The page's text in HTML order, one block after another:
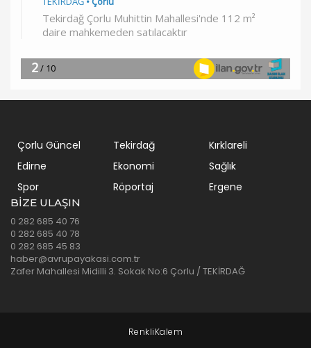
Çorlu Güncel Tekirdağ
Kırklareli
Edirne
Ekonomi
Sağlık
Spor
Röportaj Ergene
BIZE ULAŞIN
0 282 685 40 76
0 282 685 40 78
0 282 685 45 83
haber@avrupayakasi.com.tr
Zafer Mahallesi Midilli 3. Sokak No:6 Çorlu / TEKİRDAĞ
Çorlu Web Tasarım